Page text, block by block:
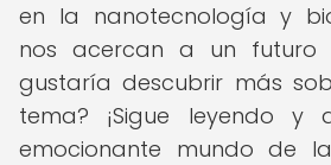
en la nanotecnología y
nos acercan a un futuro
gustaría descubrir más
tema? ¡Sigue leyendo y
emocionante mundo de